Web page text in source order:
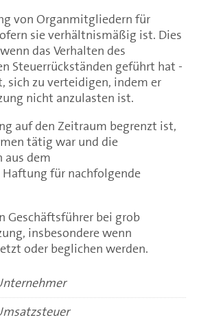
von Organmitgliedern für
sie verhältnismäßig ist. Dies
das Verhalten des
Steuerrückständen geführt hat -
sich zu verteidigen, indem er
nicht anzulasten ist.
auf den Zeitraum begrenzt ist,
tätig war und die
aus dem
für nachfolgende
Geschäftsführer bei grob
insbesondere wenn
oder beglichen werden.